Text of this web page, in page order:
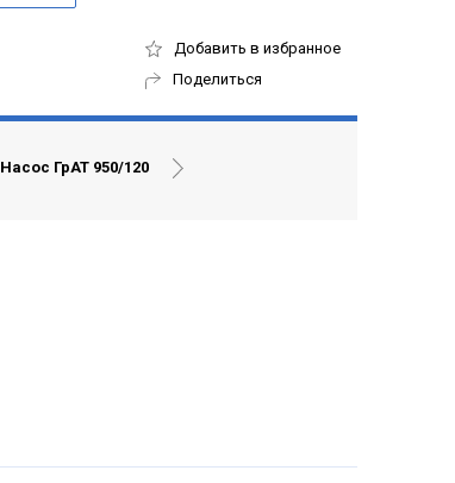
Добавить в избранное
Поделиться
Насос ГрАТ 950/120